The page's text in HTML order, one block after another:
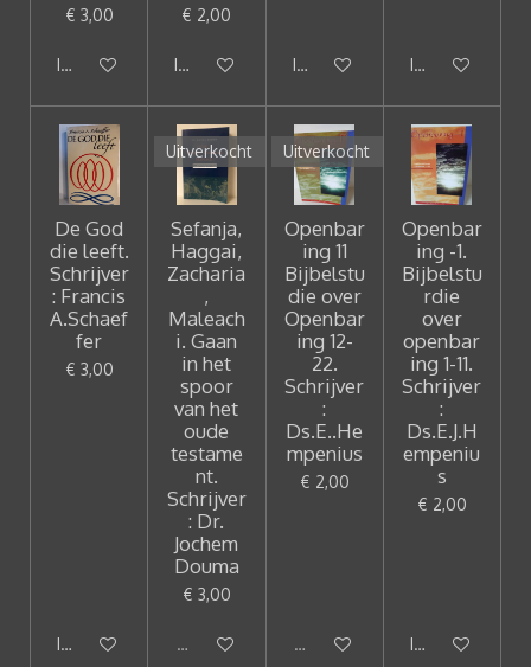
€ 3,00
In winkelwagen
€ 2,00
In winkelwagenIn winkelwagenIn winkelwagen
De God
die leeft.
Schrijver
: Francis
A.Schaef
fer
€ 3,00
In winkelwagen
Uitverkocht
Sefanja,
Haggai,
Zacharia
,
Maleach
i. Gaan
in het
spoor
van het
oude
testame
nt.
Schrijver
: Dr.
Jochem
Douma
€ 3,00
Uitverkocht
Uitverkocht
Openbar
ing 11
Bijbelstu
die over
Openbar
ing 12-
22.
Schrijver
:
Ds.E..He
mpenius
€ 2,00
Uitverkocht
Openbar
ing -1.
Bijbelstu
rdie
over
openbar
ing 1-11.
Schrijver
:
Ds.E.J.H
empeniu
s
€ 2,00
In winkelwagen